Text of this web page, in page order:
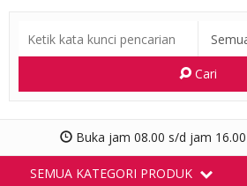
Cari
Buka jam 08.00 s/d jam
SEMUA KATEGORI PRODUK